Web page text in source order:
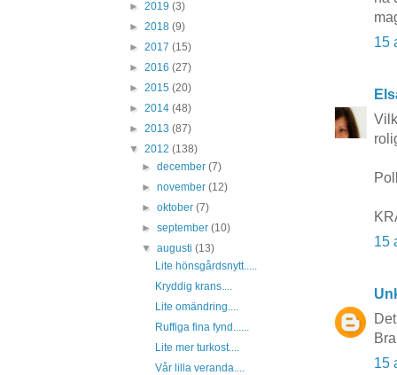
15
15
15
► 2019 (3)
► 2018 (9)
► 2017 (15)
► 2016 (27)
► 2015 (20)
► 2014 (48)
► 2013 (87)
▼ 2012 (138)
►december(7)
►november(12)
►oktober(7)
►september(10)
▼augusti(13)
Lite hönsgårdsnytt.....
Kryddig krans....
Lite omändring....
Ruffiga fina fynd......
Lite mer turkost....
Vår lilla veranda....